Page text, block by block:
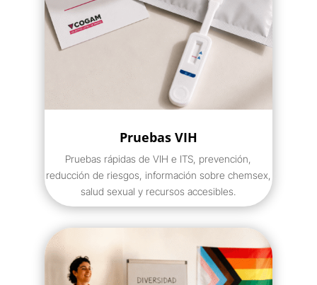
Pruebas VIH
Pruebas rápidas de VIH e ITS, prevención,
reducción de riesgos, información sobre chemsex,
salud sexual y recursos accesibles.